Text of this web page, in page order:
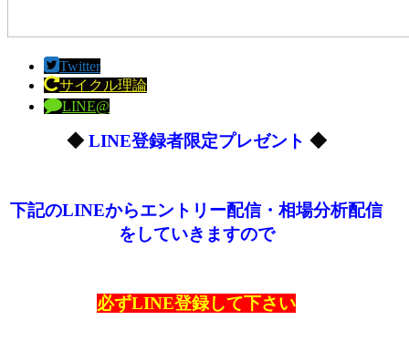
Twitter
サイクル理論
LINE@
◆ LINE登録者限定プレゼント ◆
下記のLINEからエントリー配信・相場分析配信
をしていきますので
必ずLINE登録して下さい